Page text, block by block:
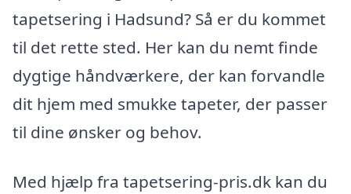
tapetsering i Hadsund? Så er du kommet
til det rette sted. Her kan du nemt finde
dygtige håndværkere, der kan forvandle
dit hjem med smukke tapeter, der passer
til dine ønsker og behov.
Med hjælp fra tapetsering-pris.dk kan du